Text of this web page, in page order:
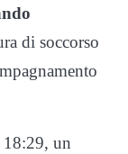
di soccorso
18:29, un